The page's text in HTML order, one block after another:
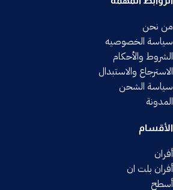
من نحن
سياسة الخصوصيه
الشروط والأحكام
الاسترجاع والاستبدال
سياسة الشحن
المدونة
الأقسام
أفران
أفران بلت ان
أسطح